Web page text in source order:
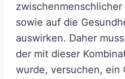
sowie auf die
auswirken. Daher
der mit dieser
wurde, versuchen, ein